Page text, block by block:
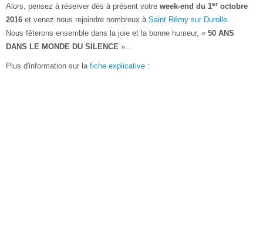
Alors, pensez à réserver dès à présent votre week-end du 1er octobre
2016 et venez nous rejoindre nombreux à Saint Rémy sur Durolle.
Nous fêterons ensemble dans la joie et la bonne humeur, « 50 ANS
DANS LE MONDE DU SILENCE »…
Plus d'information sur la fiche explicative :